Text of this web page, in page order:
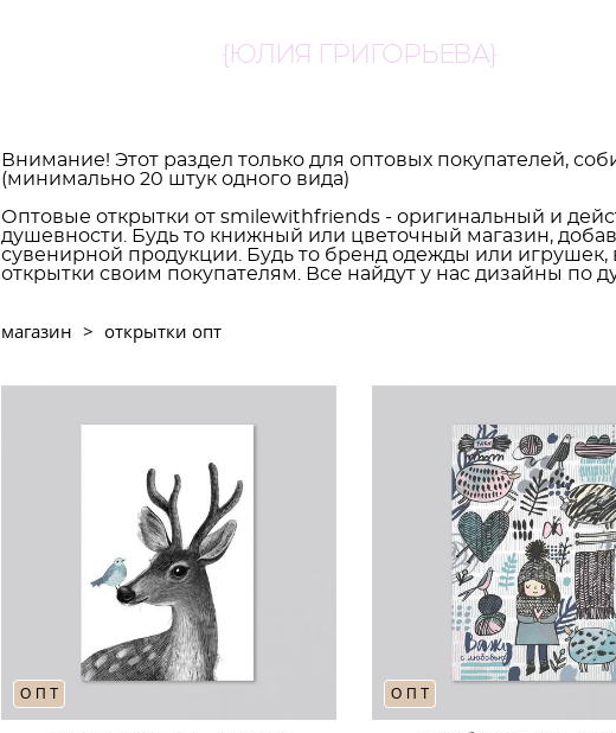
{ЮЛИЯ ГРИГОРЬЕВА}
Внимание! Этот раздел только для оптовых покупателей,
(минимально 20 штук одного вида)
Оптовые открытки от smilewithfriends - оригинальный и
душевности. Будь то книжный или цветочный магазин,
сувенирной продукции. Будь то бренд одежды или
открытки своим покупателям. Все найдут у нас дизайны по
магазин > открытки опт
ОПТ ОПТ